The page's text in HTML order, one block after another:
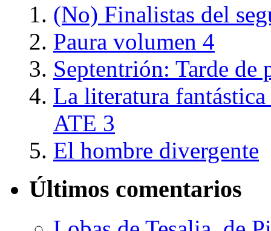
(No) Finalistas del
Paura volumen 4
Septentrión: Tarde de
La literatura
ATE 3
El hombre divergente
Últimos comentarios